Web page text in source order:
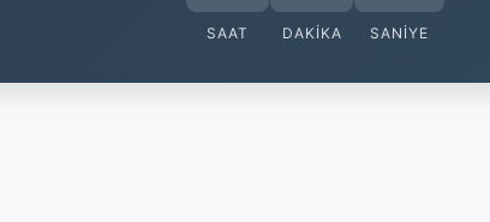
SAAT DAKIKA SANIYE